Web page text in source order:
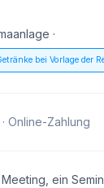
·
bei Vorlage der
Online-Zahlung
ein